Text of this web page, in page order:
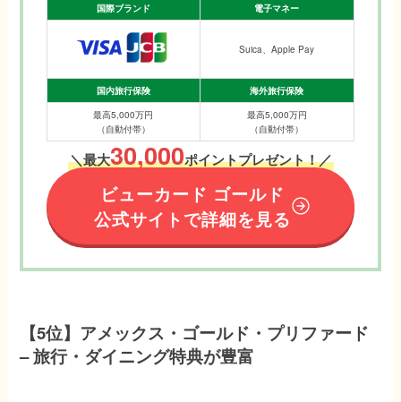
国際ブランド
電子マネー
Suica、Apple Pay
国内旅行保険
海外旅行保険
最高5,000万円
（自動付帯）
最高5,000万円
（自動付帯）
＼最大30,000ポイントプレゼント！／
ビューカード ゴールド
公式サイトで詳細を見る
【5位】アメックス・ゴールド・プリファード
– 旅行・ダイニング特典が豊富